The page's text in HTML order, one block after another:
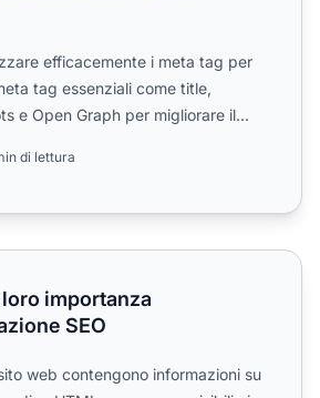
efficacemente i meta tag per
tag essenziali come title,
e Open Graph per migliorare il
di lettura
nell'ottimizzazione SEO
loro importanza
SEO
web contengono informazioni su